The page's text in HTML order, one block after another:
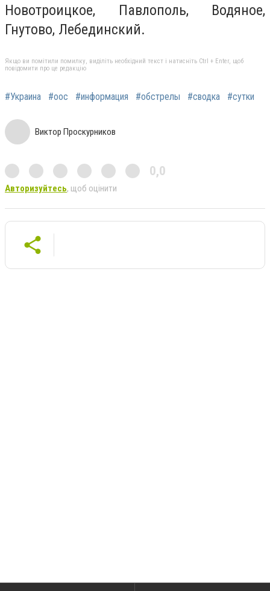
Новотроицкое, Павлополь, Водяное,
Гнутово, Лебединский.
Якщо ви помітили помилку, виділіть необхідний текст і натисніть Ctrl + Enter, щоб
повідомити про це редакцію
#Украина #оос #информация #обстрелы #сводка #сутки
Виктор Проскурников
0,0
Авторизуйтесь, щоб оцінити